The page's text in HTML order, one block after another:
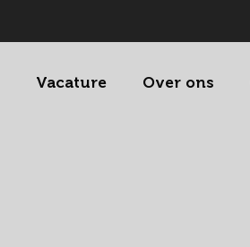
Vacature Over ons